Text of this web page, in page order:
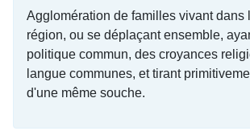
Agglomération de familles vivant dans
région, ou se déplaçant ensemble,
politique commun, des croyances
langue communes, et tirant
d'une même souche.